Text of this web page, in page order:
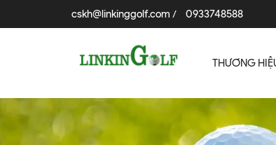
cskh@linkinggolf.com / 0933748588
THƯƠNG